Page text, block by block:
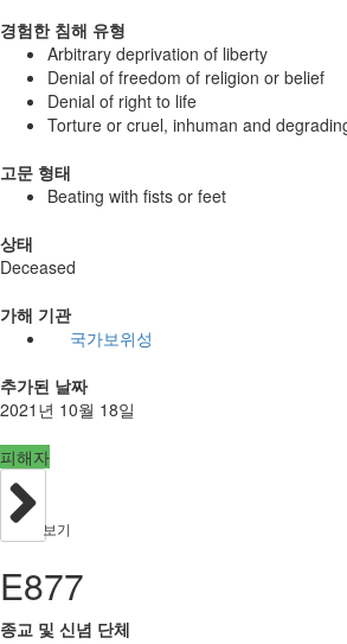
경험한 침해 유형
Arbitrary deprivation of liberty
Denial of freedom of religion or belief
Denial of right to life
Torture or cruel, inhuman and
고문 형태
Beating with fists or feet
상태
Deceased
가해 기관
국가보위성
추가된 날짜
2021년 10월 18일
피해자
보기
E877
종교 및 신념 단체